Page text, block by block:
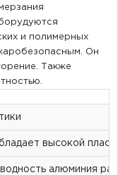
и полимерных
Он
Также
высокой
алюминия